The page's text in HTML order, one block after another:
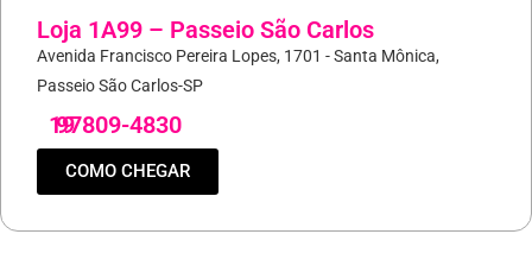
Loja 1A99 – Passeio São Carlos
Avenida Francisco Pereira Lopes, 1701 - Santa Mônica,
Passeio São Carlos-SP
19
97809-4830
COMO CHEGAR